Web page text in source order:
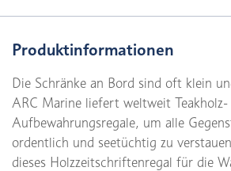
Produktinformationen
Die Schränke an Bord sind oft klein
ARC Marine liefert weltweit Teakholz-
Aufbewahrungsregale, um alle
ordentlich und seetüchtig zu
dieses Holzzeitschriftenregal für die